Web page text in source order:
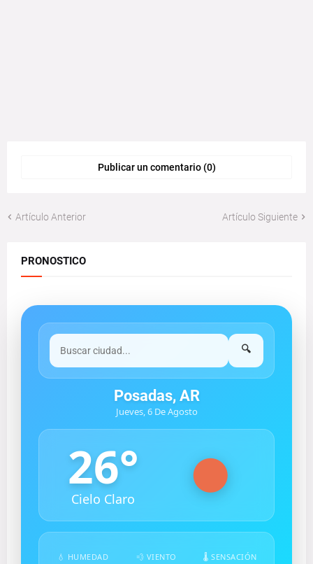
Publicar un comentario (0)
Artículo Anterior Artículo Siguiente
PRONOSTICO
🔍
Posadas, AR
Jueves, 6 De Agosto
26°
Cielo Claro
💧 HUMEDAD 💨 VIENTO 🌡️ SENSACIÓN